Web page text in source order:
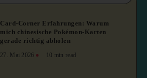
Card-Corner Erfahrungen: Warum
mich chinesische Pokémon-Karten
gerade richtig abholen
27. Mai 2026 10 min read